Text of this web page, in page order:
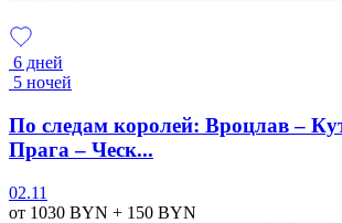
6 дней
5 ночей
По следам королей: Вроцлав –
Прага – Ческ...
02.11
от 1030 BYN + 150 BYN